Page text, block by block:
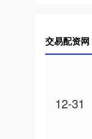
交易配资
12-31